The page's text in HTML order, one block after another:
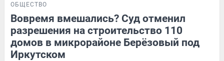
ОБЩЕСТВО
Вовремя вмешались? Суд отменил
разрешения на строительство 110
домов в микрорайоне Берёзовый под
Иркутском